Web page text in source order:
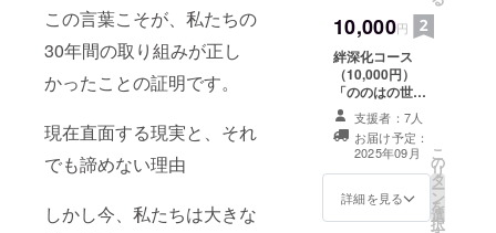
この言葉こそが、私たちの
30年間の取り組みが正し
かったことの証明です。
現在直面する現実と、それ
でも諦めない理由
しかし今、私たちは大きな
合や狭い、
寒いなどの
リフォーム
対応も致し
ておりま
す。
私はお家の
ことで困っ
ている方を
（LINE風／のの
はの表情パター
ン） スマホでも
楽しめる、心あ
たたまるデジタ
ル体験パックで
す。
ング（フルバー
ジョン） デジタ
ルパンフレット
デジタルステッ
カー5種セット
ミニボイスドラ
マ「ふるさとの
思い出」（のの
名前入り記念画
像（花火のエン
10,000円
絆深化コース
（10,000円）
「ののはの世界
観をもっと楽し
みたい！」「応
援も本気でやり
たい！」 そんな
あなたの想いに
応える、特別コ
支援者：7人
お届け予定：
2025年09月
詳細を見る
こ
の
リ
タ
ー
ン
を
選
択